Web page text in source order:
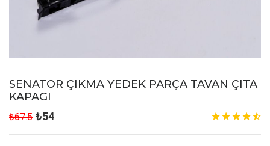
SENATOR ÇIKMA YEDEK PARÇA TAVAN ÇITA
KAPAGI
₺67.5 ₺54